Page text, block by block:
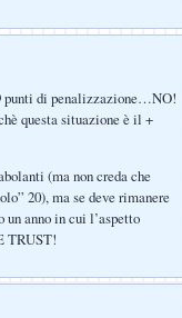
punti di penalizzazione…NO!
questa situazione è il +
(ma non creda che
20), ma se deve rimanere
un anno in cui l’aspetto
TRUST!